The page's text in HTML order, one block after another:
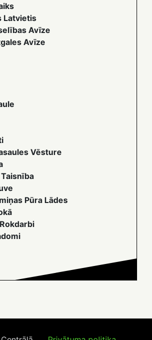
Latvietis
Avīze
Avīze
Vēsture
Pūra Lādes